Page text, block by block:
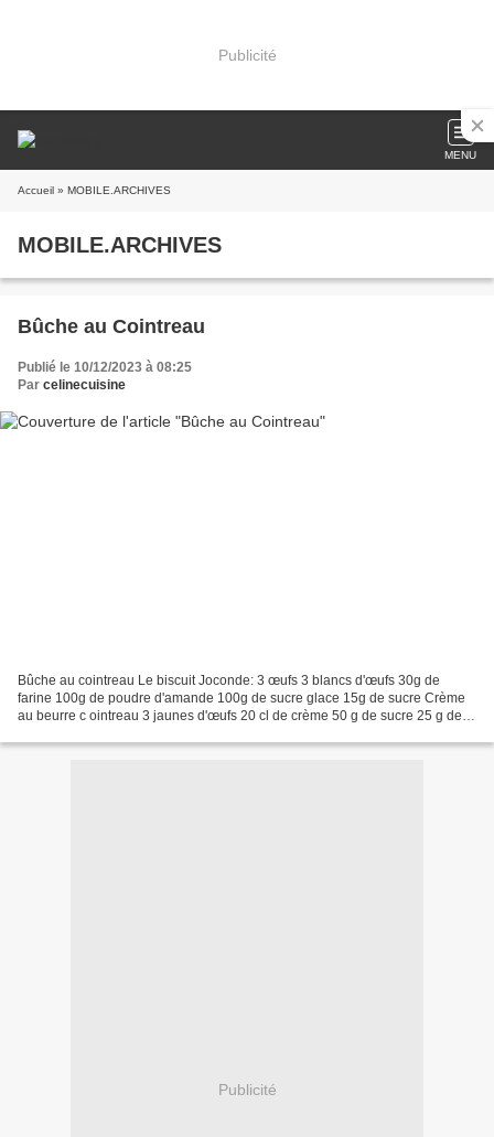
Publicité
MENU
Accueil » MOBILE.ARCHIVES
MOBILE.ARCHIVES
Bûche au Cointreau
Publié le 10/12/2023 à 08:25
Par celinecuisine
Bûche au cointreau Le biscuit Joconde: 3 œufs 3 blancs d'œufs 30g de
farine 100g de poudre d'amande 100g de sucre glace 15g de sucre Crème
au beurre c ointreau 3 jaunes d'œufs 20 cl de crème 50 g de sucre 25 g de
Publicité